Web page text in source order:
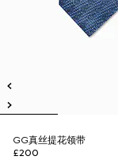
GG真丝提花领带
£200